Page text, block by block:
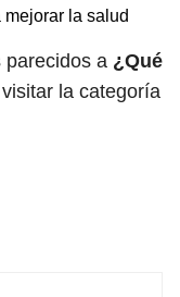
la salud
parecidos a ¿Qué
la categoría